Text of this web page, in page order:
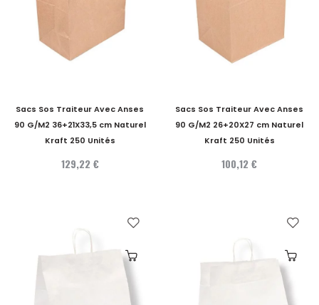
Sacs Sos Traiteur Avec Anses
90 G/M2 36+21X33,5 cm Naturel
Kraft 250 Unités
129,22 €
Sacs Sos Traiteur Avec Anses
90 G/M2 26+20X27 cm Naturel
Kraft 250 Unités
100,12 €